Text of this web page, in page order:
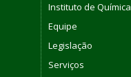
Instituto de Química
Equipe
Legislação
Serviços